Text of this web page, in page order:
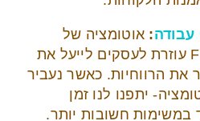
עבודה: אוטומציה של
תהליכי עבודה – FLOW עוזרת לעסקים לייעל את
את הרווחיות. כאשר נעביר
יתפנו לנו זמן
חשובות יותר.